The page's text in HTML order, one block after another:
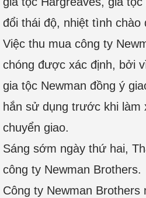
đổi thái độ, nhiệt tình chào
Việc thu mua công ty
chóng được xác định, bởi
gia tộc Newman đồng ý
hắn sử dụng trước khi làm
chuyển giao.
Sáng sớm ngày thứ hai,
công ty Newman Brothers.
Công ty Newman Brothers